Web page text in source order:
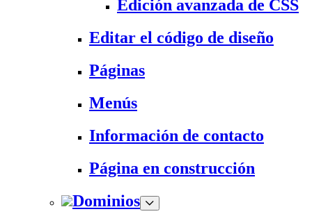
Edición avanzada de CSS
Editar el código de diseño
Páginas
Menús
Información de contacto
Página en construcción
Dominios